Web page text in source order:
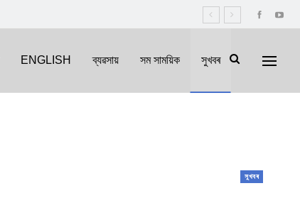
ENGLISH ব্যৱসায় সম সাময়িক সুখবৰ
সুখবৰ